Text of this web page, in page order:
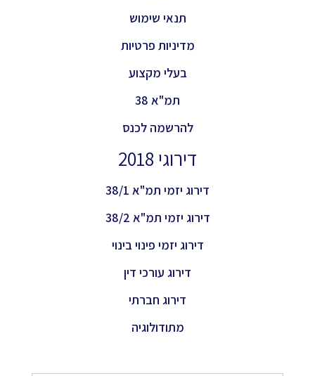
תנאי שימוש
מדיניות פרטיות
בעלי מקצוע
תמ"א 38
להרשמה לכנס
דירוגי 2018
דירוג יזמי תמ"א 38/1
דירוג יזמי תמ"א 38/2
דירוג יזמי פינוי בינוי
דירוג עורכי דין
דירוג חברתי
מתודולוגיה